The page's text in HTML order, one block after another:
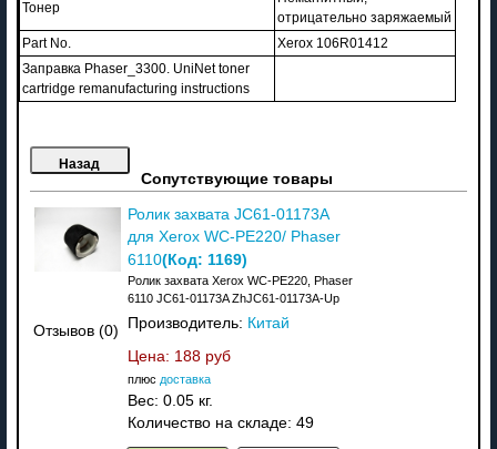
Тонер
отрицательно заряжаемый
Part No.
Xerox 106R01412
Заправка Phaser_3300. UniNet toner
cartridge remanufacturing instructions
Сопутствующие товары
Отзывов (0)
Ролик захвата JC61-01173A
для Xerox WC-PE220/ Phaser
6110(Код: 1169)
Ролик захвата Xerox WC-PE220, Phaser
6110 JC61-01173A ZhJC61-01173A-Up
Производитель: Китай
Цена: 188 руб
плюс доставка
Вес: 0.05 кг.
Количество на складе: 49